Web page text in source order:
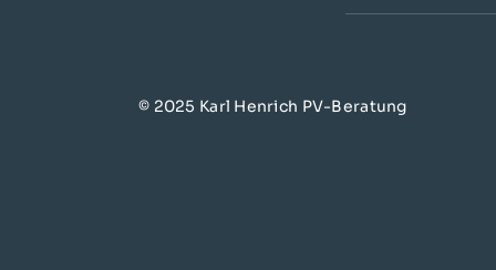
© 2025 Karl Henrich PV-Beratung